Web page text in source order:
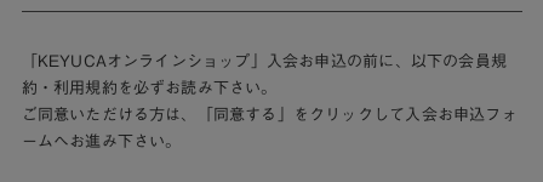
「KEYUCAオンラインショップ」入会お申込の前に、以下の会員規
約・利用規約を必ずお読み下さい。
ご同意いただける方は、「同意する」をクリックして入会お申込フォ
ームへお進み下さい。